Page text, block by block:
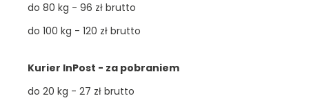
do 80 kg - 96 zł brutto
do 100 kg - 120 zł brutto
Kurier InPost - za pobraniem
do 20 kg - 27 zł brutto